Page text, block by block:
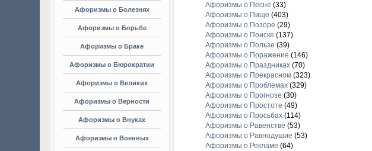
Афоризмы о Болезнях
Афоризмы о Борьбе
Афоризмы о Браке
Афоризмы о Бюрократии
Афоризмы о Великих
Афоризмы о Верности
Афоризмы о Внуках
Афоризмы о Военных
Афоризмы о Песне (33)
Афоризмы о Пище (403)
Афоризмы о Позоре (29)
Афоризмы о Поиске (137)
Афоризмы о Пользе (39)
Афоризмы о Поражение (146)
Афоризмы о Праздниках(70)
Афоризмы о Прекрасном(323)
Афоризмы о Проблемах(329)
Афоризмы о Прогнозе (30)
Афоризмы о Простоте (49)
Афоризмы о Просьбах(114)
Афоризмы о Равенстве (53)
Афоризмы о Равнодушие (53)
Афоризмы о Рекламе (64)